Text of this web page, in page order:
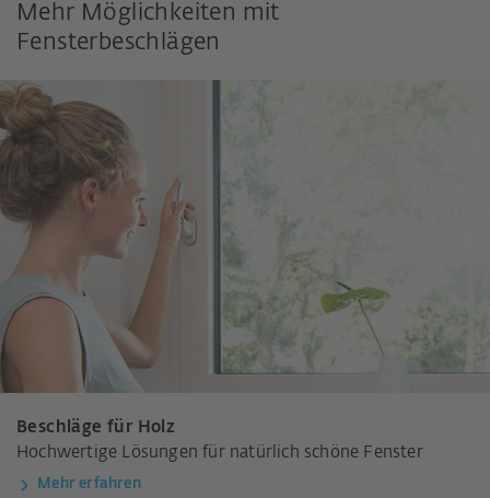
Mehr Möglichkeiten mit
Fensterbeschlägen
Beschläge für Holz
Hochwertige Lösungen für natürlich schöne Fenster
Mehr erfahren